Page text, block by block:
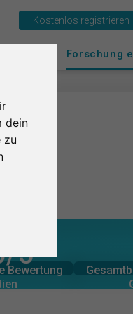
dein
zu
Forschung
Kostenlos registrieren
/5
Bewertung